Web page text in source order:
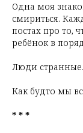
Одна моя
смириться.
постах про то,
ребёнок в
Люди странные.
Как будто мы
* * *